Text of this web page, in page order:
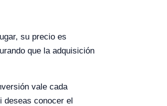
su precio es
que la adquisición
vale cada
deseas conocer el